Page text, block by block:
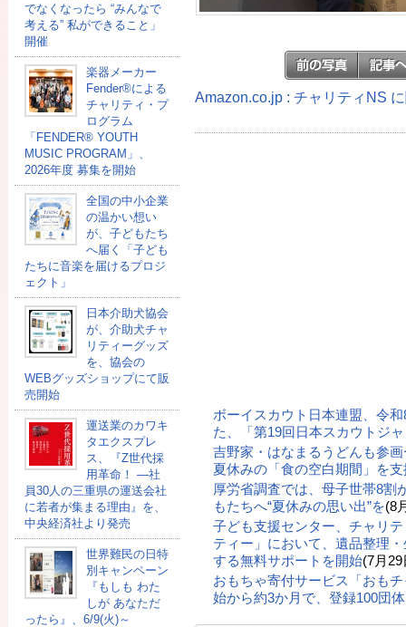
でなくなったら “みんなで
考える” 私ができること」
開催
楽器メーカー
Fender®による
チャリティ・プ
ログラム
「FENDER®︎ YOUTH
MUSIC PROGRAM」、
2026年度 募集を開始
全国の中小企業
の温かい想い
が、子どもたち
へ届く「子ども
たちに音楽を届けるプロジ
ェクト」
日本介助犬協会
が、介助犬チャ
リティーグッズ
を、協会の
WEBグッズショップにて販
売開始
運送業のカワキ
タエクスプレ
ス、『Z世代採
用革命！ ―社
員30人の三重県の運送会社
に若者が集まる理由』を、
中央経済社より発売
世界難民の日特
別キャンペーン
『もしも わた
しが あなただ
ったら』、6/9(火)～
Amazon.co.jp : チャリティNS
ボーイスカウト日本連盟、令
た、「第19回日本スカウトジ
吉野家・はなまるうどんも参
夏休みの「食の空白期間」を支
厚労省調査では、母子世帯8割
もたちへ“夏休みの思い出”を(8
子ども支援センター、チャリ
ティー」において、遺品整理
する無料サポートを開始(7月29
おもちゃ寄付サービス「おも
始から約3か月で、登録100団